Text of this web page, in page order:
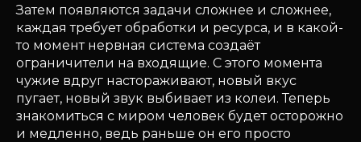
Затем появляются задачи сложнее и сложнее,
каждая требует обработки и ресурса, и в какой-
то момент нервная система создаёт
ограничители на входящие. С этого момента
чужие вдруг настораживают, новый вкус
пугает, новый звук выбивает из колеи. Теперь
знакомиться с миром человек будет осторожно
и медленно, ведь раньше он его просто